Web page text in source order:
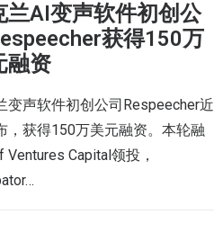
兰AI变声软件初创公
获得150万
融资
变声软件初创公司Respeecher近
，获得150万美元融资。本轮融
Ventures Capital领投，